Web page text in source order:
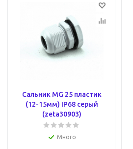
Сальник MG 25 пластик
(12-15мм) IP68 серый
(zeta30903)
Много